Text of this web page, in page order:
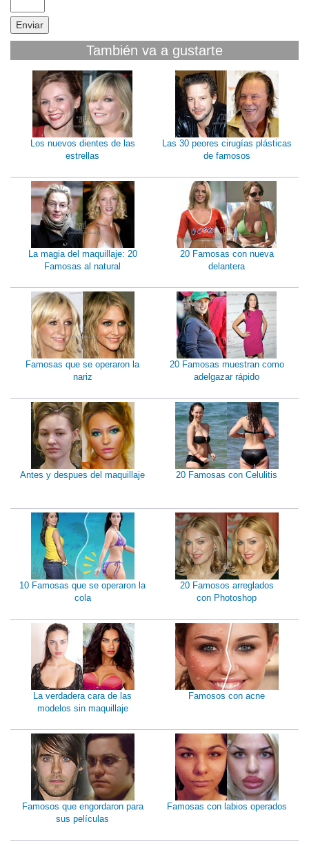
También va a gustarte
Los nuevos dientes de las
estrellas
Las 30 peores cirugías plásticas
de famosos
La magia del maquillaje: 20
Famosas al natural
20 Famosas con nueva
delantera
Famosas que se operaron la
nariz
20 Famosas muestran como
adelgazar rápido
Antes y despues del maquillaje 20 Famosas con Celulitis
10 Famosas que se operaron la
cola
20 Famosos arreglados
con Photoshop
La verdadera cara de las
modelos sin maquillaje
Famosos con acne
Famosos que engordaron para
sus películas
Famosas con labios operados